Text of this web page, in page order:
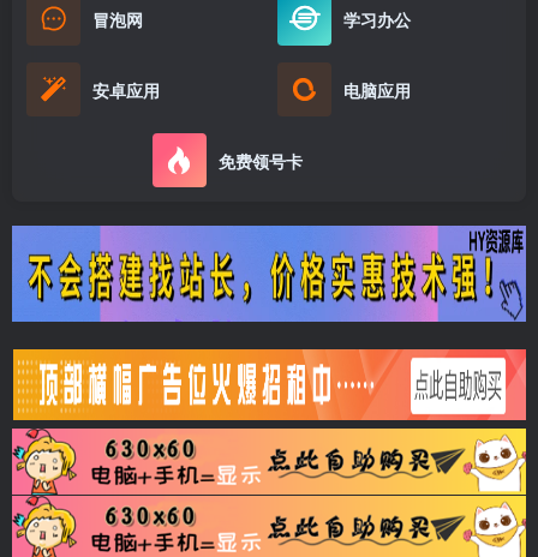
冒泡网 学习办公
安卓应用 电脑应用
免费领号卡